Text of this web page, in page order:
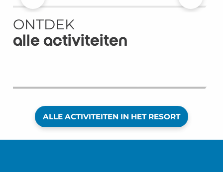
ONTDEK
alle activiteiten
ALLE ACTIVITEITEN IN HET RESORT